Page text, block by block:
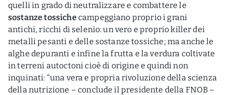
quelli in grado di neutralizzare e combattere le
sostanze tossichecampeggiano proprio i grani
antichi, ricchi di selenio: un vero e proprio killer dei
metalli pesanti e delle sostanze tossiche; ma anche le
alghe depuranti e infine la frutta e la verdura coltivate
in terreni autoctoni cioè di origine e quindi non
inquinati: “una vera e propria rivoluzione della scienza
della nutrizione – conclude il presidente della FNOB –